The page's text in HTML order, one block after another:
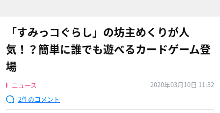
「すみっコぐらし」の坊主めくりが人
気！？簡単に誰でも遊べるカードゲーム登
場
ニュース
2020年03月10日 11:32
2